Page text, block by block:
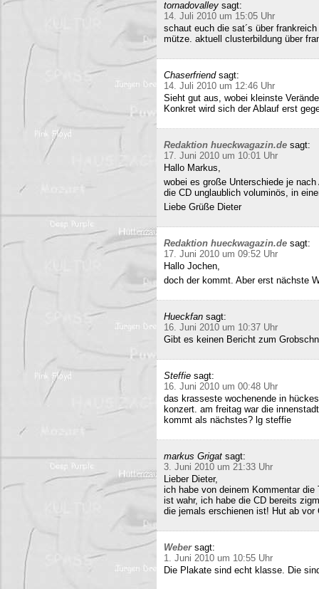
tornadovalley sagt:
14. Juli 2010 um 15:05 Uhr
schaut euch die sat´s über
mütze. aktuell clusterbildung über
Chaserfriend sagt:
14. Juli 2010 um 12:46 Uhr
Sieht gut aus, wobei kleinste
Konkret wird sich der Ablauf erst
Redaktion hueckwagazin.de sagt:
17. Juni 2010 um 10:01 Uhr
Hallo Markus,
wobei es große Unterschiede je
die CD unglaublich voluminös, in
Liebe Grüße Dieter
Redaktion hueckwagazin.de sagt:
17. Juni 2010 um 09:52 Uhr
Hallo Jochen,
doch der kommt. Aber erst nächste
Hueckfan sagt:
16. Juni 2010 um 10:37 Uhr
Gibt es keinen Bericht zum
Steffie sagt:
16. Juni 2010 um 00:48 Uhr
das krasseste wochenende in
konzert. am freitag war die
kommt als nächstes? lg steffie
markus Grigat sagt:
3. Juni 2010 um 21:33 Uhr
Lieber Dieter,
ich habe von deinem Kommentar
ist wahr, ich habe die CD bereits
die jemals erschienen ist! Hut ab vor
Weber sagt:
1. Juni 2010 um 10:55 Uhr
Die Plakate sind echt klasse. Die